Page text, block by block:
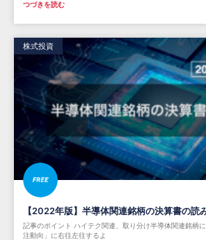
つづきを読む
株式投資
【2022年版】半導体関連銘柄の決算書の読
記事のポイント ハイテク関連、取り分け半導体関連銘柄
注動向」に右往左往するよ